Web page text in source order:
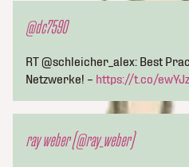
@dc7590
RT @schleicher_alex: Best
Netzwerke! – https://t.co/
ray weber (@ray_weber)